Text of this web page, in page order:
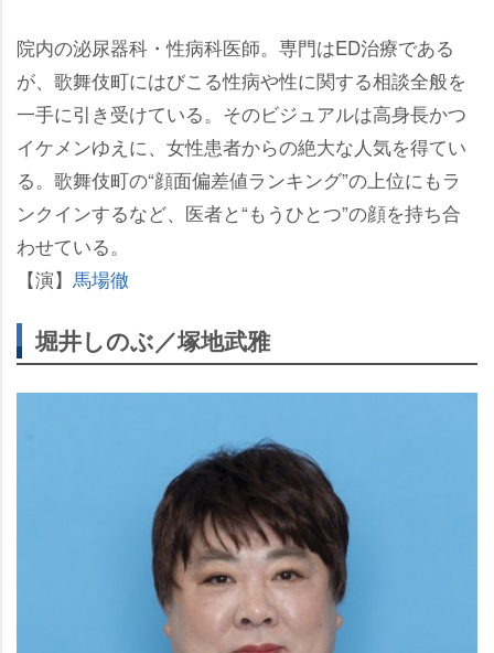
院内の泌尿器科・性病科医師。専門はED治療である
が、歌舞伎町にはびこる性病や性に関する相談全般を
一手に引き受けている。そのビジュアルは高身長かつ
イケメンゆえに、女性患者からの絶大な人気を得てい
る。歌舞伎町の“顔面偏差値ランキング”の上位にもラ
ンクインするなど、医者と“もうひとつ”の顔を持ち合
わせている。
【演】 馬場徹
堀井しのぶ／塚地武雅